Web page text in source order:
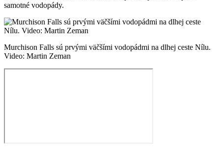
samotné vodopády.
Murchison Falls sú prvými väčšími vodopádmi na dlhej ceste Nílu.
Video: Martin Zeman